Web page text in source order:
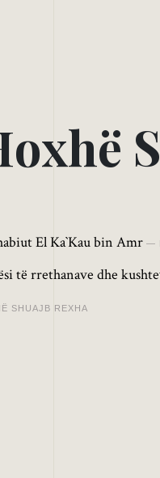
oxhë S
El Ka`Kau bin Amr
SHUAJB REXHA